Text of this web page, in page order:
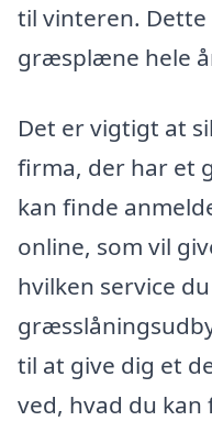
til vinteren. Dette
græsplæne hele
Det er vigtigt at
firma, der har et
kan finde
online, som vil
hvilken service
til at give dig et
ved, hvad du